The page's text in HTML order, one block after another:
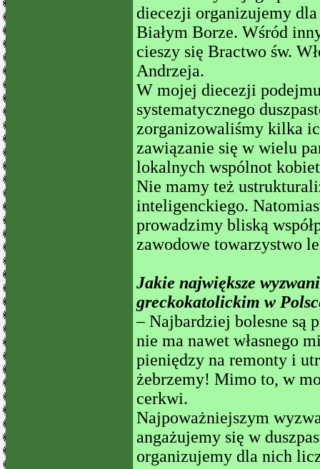
diecezji organizujemy dla
Białym Borze. Wśród
cieszy się Bractwo św.
Andrzeja.
W mojej diecezji
systematycznego
zorganizowaliśmy kilka
zawiązanie się w wielu
lokalnych wspólnot
Nie mamy też
inteligenckiego.
prowadzimy bliską
zawodowe towarzystwo
Jakie największe
greckokatolickim w
– Najbardziej bolesne są
nie ma nawet własnego
pieniędzy na remonty i
żebrzemy! Mimo to, w
cerkwi.
Najpoważniejszym
angażujemy się w
organizujemy dla nich